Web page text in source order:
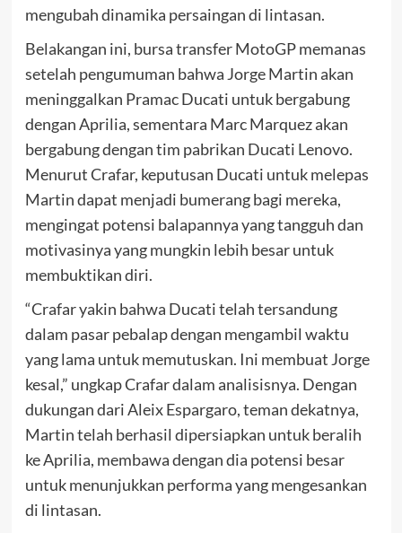
mengubah dinamika persaingan di lintasan.
Belakangan ini, bursa transfer MotoGP memanas
setelah pengumuman bahwa Jorge Martin akan
meninggalkan Pramac Ducati untuk bergabung
dengan Aprilia, sementara Marc Marquez akan
bergabung dengan tim pabrikan Ducati Lenovo.
Menurut Crafar, keputusan Ducati untuk melepas
Martin dapat menjadi bumerang bagi mereka,
mengingat potensi balapannya yang tangguh dan
motivasinya yang mungkin lebih besar untuk
membuktikan diri.
“Crafar yakin bahwa Ducati telah tersandung
dalam pasar pebalap dengan mengambil waktu
yang lama untuk memutuskan. Ini membuat Jorge
kesal,” ungkap Crafar dalam analisisnya. Dengan
dukungan dari Aleix Espargaro, teman dekatnya,
Martin telah berhasil dipersiapkan untuk beralih
ke Aprilia, membawa dengan dia potensi besar
untuk menunjukkan performa yang mengesankan
di lintasan.